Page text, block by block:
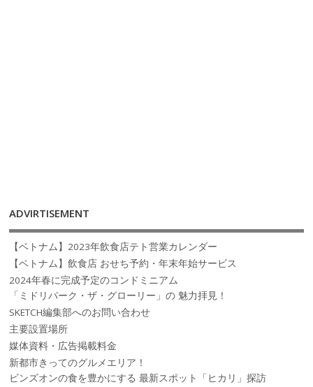
ADVIRTISEMENT
【ベトナム】2023年飲食店テト営業カレンダー
【ベトナム】飲食店 おせち予約・年末年始サービス
2024年春に完成予定のコンドミニアム
「ミドリパーク・ザ・グローリー」の 魅力拝見！
SKETCH編集部へのお問い合わせ
主要設置場所
媒体資料・広告掲載料金
新都市きってのグルメエリア！
ビンズオンの食を豊かにする 最新スポット「ヒカリ」探訪